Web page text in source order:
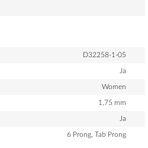
D32258-1-05
Ja
Women
1,75 mm
Ja
6 Prong, Tab Prong